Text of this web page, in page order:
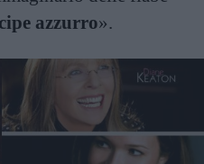
azzurro».